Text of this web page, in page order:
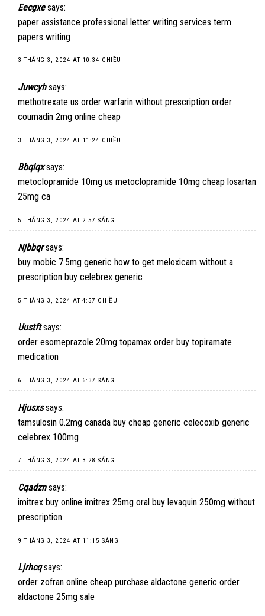
Eecgxe says:
paper assistance professional letter writing services term
papers writing
3 THÁNG 3, 2024 AT 10:34 CHIỀU
Juwcyh says:
methotrexate us order warfarin without prescription order
coumadin 2mg online cheap
3 THÁNG 3, 2024 AT 11:24 CHIỀU
Bbqlqx says:
metoclopramide 10mg us metoclopramide 10mg cheap losartan
25mg ca
5 THÁNG 3, 2024 AT 2:57 SÁNG
Njbbqr says:
buy mobic 7.5mg generic how to get meloxicam without a
prescription buy celebrex generic
5 THÁNG 3, 2024 AT 4:57 CHIỀU
Uustft says:
order esomeprazole 20mg topamax order buy topiramate
medication
6 THÁNG 3, 2024 AT 6:37 SÁNG
Hjusxs says:
tamsulosin 0.2mg canada buy cheap generic celecoxib generic
celebrex 100mg
7 THÁNG 3, 2024 AT 3:28 SÁNG
Cqadzn says:
imitrex buy online imitrex 25mg oral buy levaquin 250mg without
prescription
9 THÁNG 3, 2024 AT 11:15 SÁNG
Ljrhcq says:
order zofran online cheap purchase aldactone generic order
aldactone 25mg sale